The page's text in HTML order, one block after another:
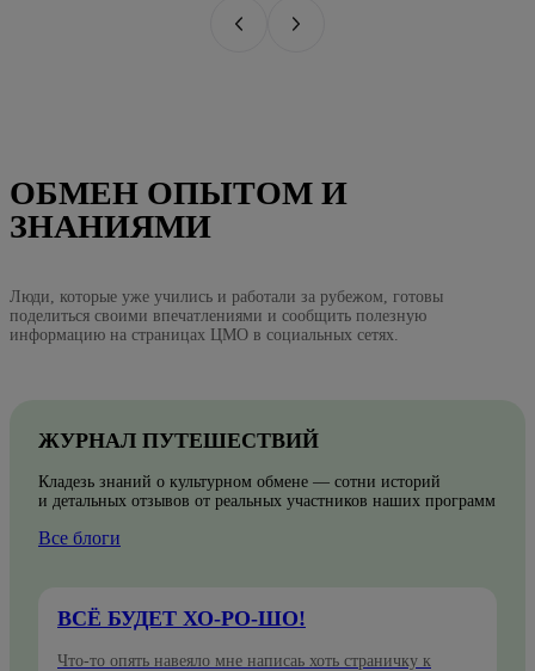
ОБМЕН ОПЫТОМ И
ЗНАНИЯМИ
Люди, которые уже учились и работали за рубежом, готовы
поделиться своими впечатлениями и сообщить полезную
информацию на страницах ЦМО в социальных сетях.
ЖУРНАЛ ПУТЕШЕСТВИЙ
Кладезь знаний о культурном обмене — сотни историй
и детальных отзывов от реальных участников наших программ
Все блоги
ВСЁ БУДЕТ ХО-РО-ШО!
Что-то опять навеяло мне написаь хоть страничку к